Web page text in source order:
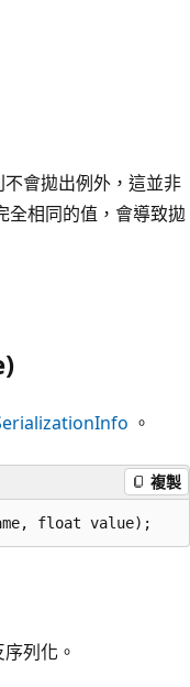
會拋出例外，這並非
全相同的值，會導致拋
。
複製
float value);
列化。